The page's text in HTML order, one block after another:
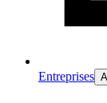
Entreprises